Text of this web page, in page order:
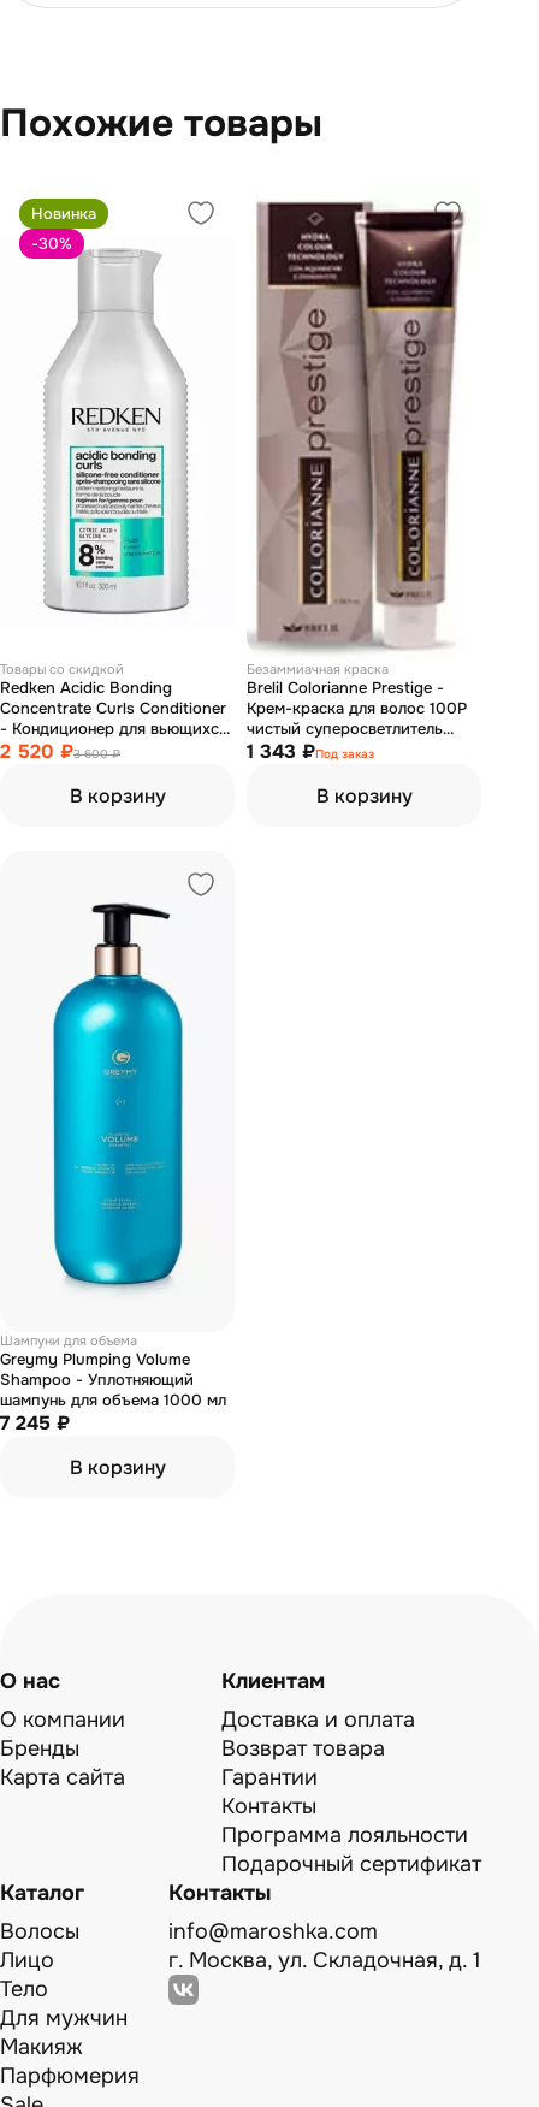
Похожие товары
Новинка
-30%
Товары со скидкой
Redken Acidic Bonding
Concentrate Curls Conditioner
- Кондиционер для вьющихся
волос 300 мл
2 520 ₽3 600 ₽
В корзину
Безаммиачная краска
Brelil Colorianne Prestige -
Крем-краска для волос 100P
чистый суперосветлитель
пепельная платина 100 мл
1 343 ₽Под заказ
В корзину
Шампуни для объема
Greymy Plumping Volume
Shampoo - Уплотняющий
шампунь для объема 1000 мл
7 245 ₽
В корзину
О нас
О компании
Бренды
Карта сайта
Клиентам
Доставка и оплата
Возврат товара
Гарантии
Контакты
Программа лояльности
Подарочный сертификат
Каталог
Волосы
Лицо
Тело
Для мужчин
Макияж
Парфюмерия
Контакты
info@maroshka.com
г. Москва, ул. Складочная, д. 1